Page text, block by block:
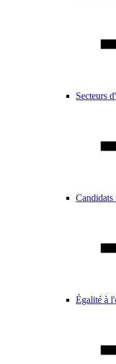
Secteurs
Candidats
Égalité à